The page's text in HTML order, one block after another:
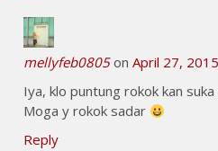
mellyfeb0805onApril 27,
Iya, klo puntung rokok kan
Moga y rokok sadar
Reply